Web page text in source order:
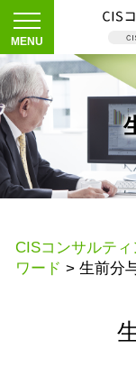
CISコンサルティ
ワード > 生前分